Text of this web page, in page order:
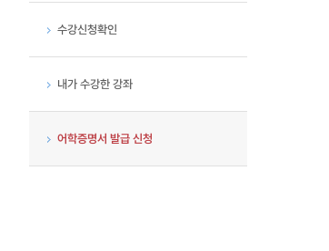
수강신청확인
내가 수강한 강좌
어학증명서 발급 신청